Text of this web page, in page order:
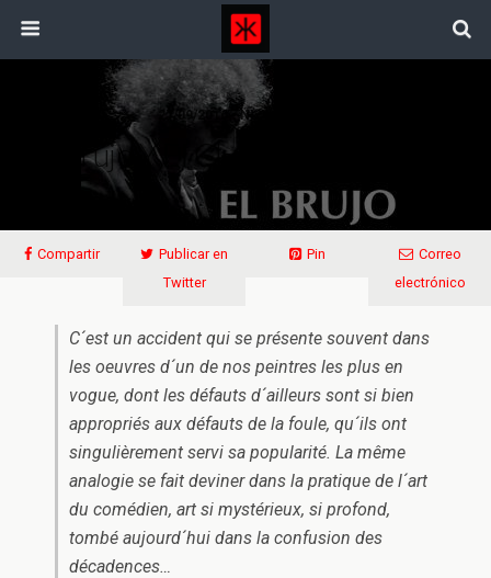
27/09/2016 • No Comments
El Brujo Y El Club De La Comedia
Compartir
Publicar en
Twitter
Pin
Correo
electrónico
C´est un accident qui se présente souvent dans
les oeuvres d´un de nos peintres les plus en
vogue, dont les défauts d´ailleurs sont si bien
appropriés aux défauts de la foule, qu´ils ont
singulièrement servi sa popularité. La même
analogie se fait deviner dans la pratique de l´art
du comédien, art si mystérieux, si profond,
tombé aujourd´hui dans la confusion des
décadences…